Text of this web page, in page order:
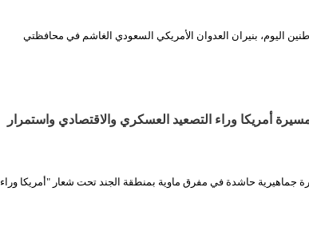
اليوم، بنيران العدوان الأمريكي السعودي الغاشم في محافظتي
أمريكا وراء التصعيد العسكري والاقتصادي واستمرار
جماهيرية حاشدة في مفرق ماوية بمنطقة الجند تحت شعار "أمريكا وراء